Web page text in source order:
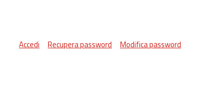
Accedi Recupera password Modifica password